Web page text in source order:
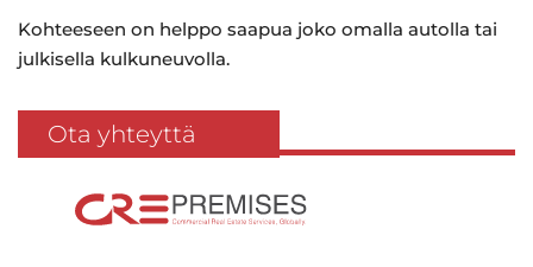
Kohteeseen on helppo saapua joko omalla autolla tai
julkisella kulkuneuvolla.
Ota yhteyttä